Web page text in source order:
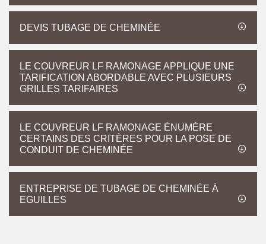
DEVIS TUBAGE DE CHEMINÉE
LE COUVREUR LF RAMONAGE APPLIQUE UNE
TARIFICATION ABORDABLE AVEC PLUSIEURS
GRILLES TARIFAIRES
LE COUVREUR LF RAMONAGE ÉNUMÈRE
CERTAINS DES CRITÈRES POUR LA POSE DE
CONDUIT DE CHEMINÉE
ENTREPRISE DE TUBAGE DE CHEMINÉE À
EGUILLES